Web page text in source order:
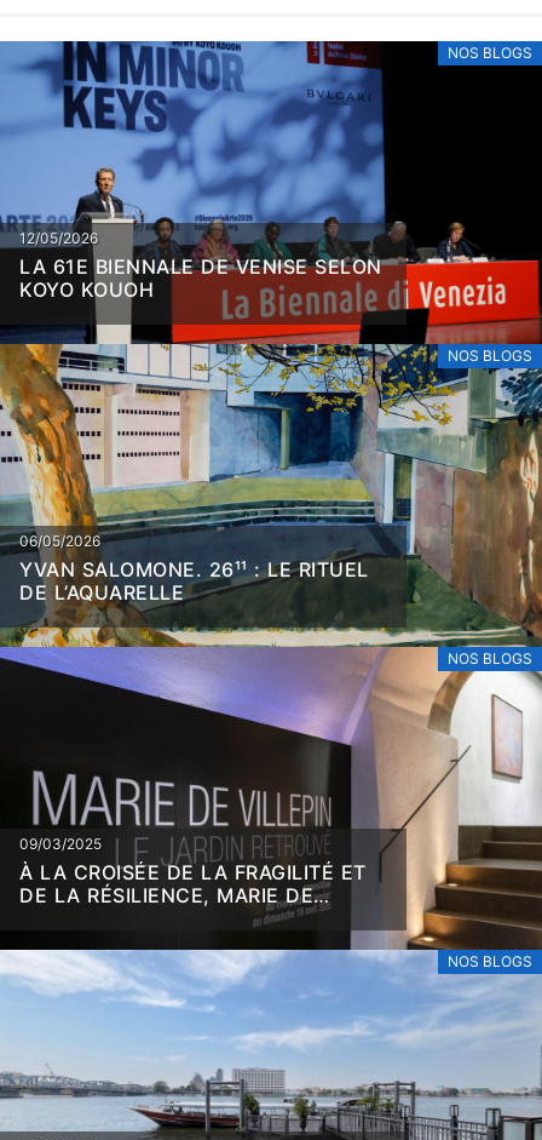
NOS BLOGS
12/05/2026
LA 61E BIENNALE DE VENISE SELON
KOYO KOUOH
NOS BLOGS
06/05/2026
YVAN SALOMONE. 26¹¹ : LE RITUEL
DE L’AQUARELLE
NOS BLOGS
09/03/2025
À LA CROISÉE DE LA FRAGILITÉ ET
DE LA RÉSILIENCE, MARIE DE
NOS BLOGS